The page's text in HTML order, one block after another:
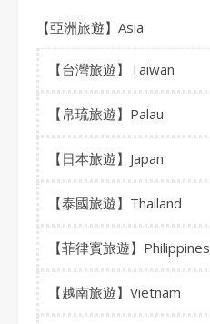
【亞洲旅遊】Asia
【台灣旅遊】Taiwan
【帛琉旅遊】Palau
【日本旅遊】Japan
【泰國旅遊】Thailand
【菲律賓旅遊】Philippines
【越南旅遊】Vietnam